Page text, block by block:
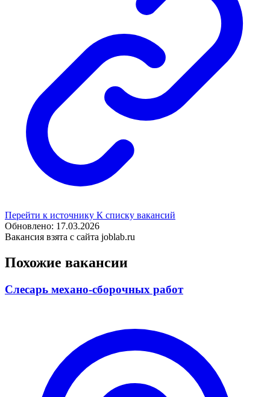
Перейти к источнику К списку вакансий
Обновлено: 17.03.2026
Вакансия взята с сайта joblab.ru
Похожие вакансии
Слесарь механо-сборочных работ